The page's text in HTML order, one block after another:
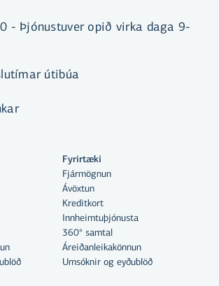
- Þjónustuver opið virka daga 9-
útibúa
Fyrirtæki
Fjármögnun
Ávöxtun
Kreditkort
Innheimtuþjónusta
360° samtal
Áreiðanleikakönnun
Umsóknir og eyðublöð